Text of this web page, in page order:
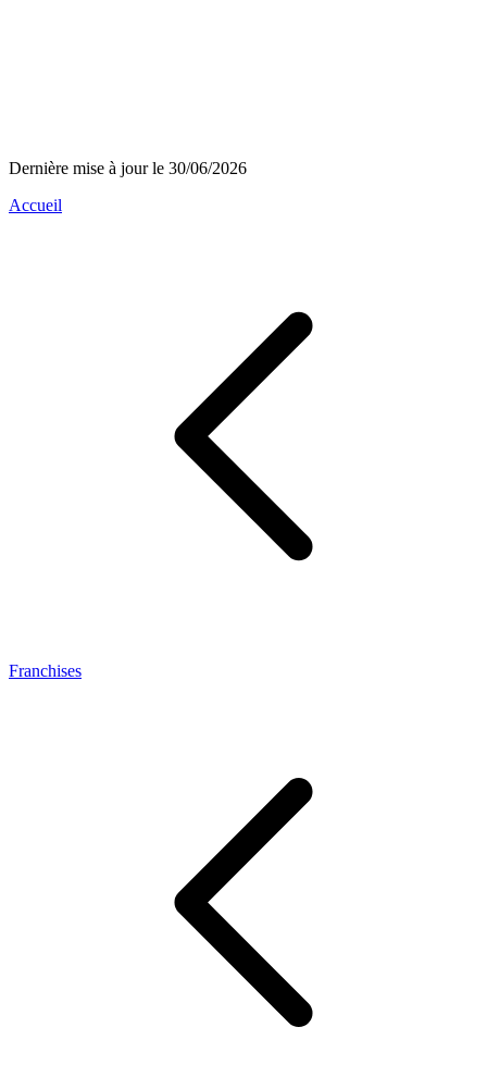
Dernière mise à jour le 30/06/2026
Accueil
Franchises